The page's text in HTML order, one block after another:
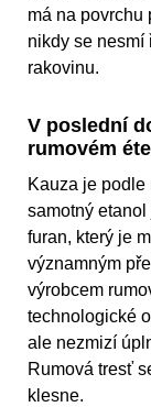
má na povrchu
nikdy se nesmí
rakovinu.
V poslední
rumovém
Kauza je podle
samotný
furan, který je
významným
výrobcem
technologické
ale nezmizí
Rumová tresť
klesne.